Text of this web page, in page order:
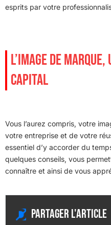
esprits par votre
L’IMAGE DE
CAPITAL
Vous l’aurez compris, votre
votre entreprise et de votre
essentiel d’y accorder du
quelques conseils, vous
connaître et ainsi de vous
Partager l'article